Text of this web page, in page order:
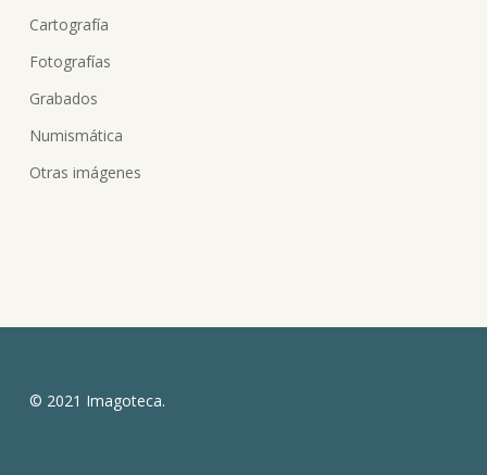
Cartografía
Fotografías
Grabados
Numismática
Otras imágenes
© 2021 Imagoteca.